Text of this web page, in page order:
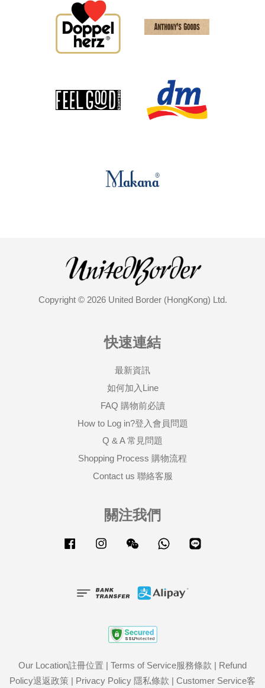
Copyright © 2026 United Border (HongKong) Ltd.
快速連結
最新資訊
如何加入Line
FAQ 購物前必讀
How to Log in?登入會員問題
Q & A 常見問題
Shopping Process 購物流程
Contact us 聯絡客服
關注我們
Facebook Instagram Wechat Whatsapp
Our Location註冊位置 | Terms of Service服務條款 | Refund
Policy退返政策 | Privacy Policy 隱私條款 | Customer Service客